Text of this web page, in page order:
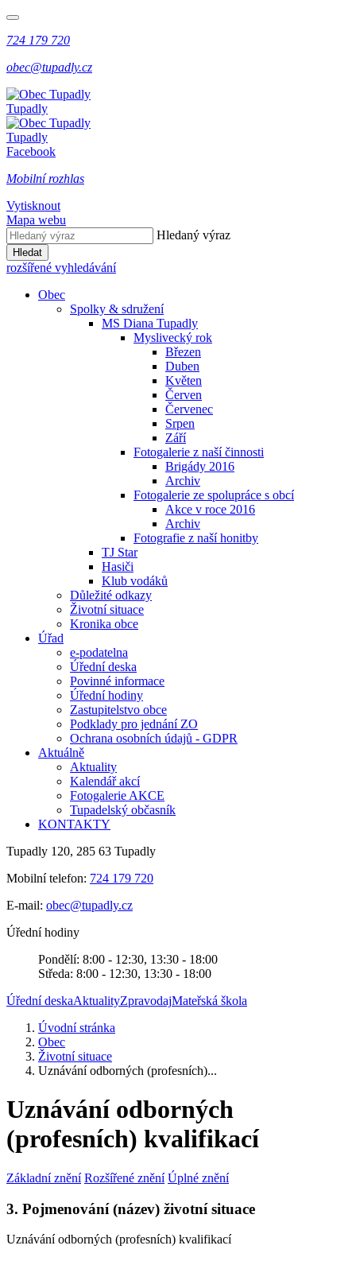
724 179 720
obec@tupadly.cz
Tupadly
Tupadly
Facebook
Mobilní rozhlas
Vytisknout
Mapa webu
Hledaný výraz
Hledat
rozšířené vyhledávání
Obec
Spolky & sdružení
MS Diana Tupadly
Myslivecký rok
Březen
Duben
Květen
Červen
Červenec
Srpen
Září
Fotogalerie z naší činnosti
Brigády 2016
Archiv
Fotogalerie ze spolupráce s obcí
Akce v roce 2016
Archiv
Fotografie z naší honitby
TJ Star
Hasiči
Klub vodáků
Důležité odkazy
Životní situace
Kronika obce
Úřad
e-podatelna
Úřední deska
Povinné informace
Úřední hodiny
Zastupitelstvo obce
Podklady pro jednání ZO
Ochrana osobních údajů - GDPR
Aktuálně
Aktuality
Kalendář akcí
Fotogalerie AKCE
Tupadelský občasník
KONTAKTY
Tupadly 120, 285 63 Tupadly
Mobilní telefon: 724 179 720
E-mail: obec@tupadly.cz
Úřední hodiny
Pondělí: 8:00 - 12:30, 13:30 - 18:00
Středa: 8:00 - 12:30, 13:30 - 18:00
Úřední deskaAktualityZpravodajMateřská škola
Úvodní stránka
Obec
Životní situace
Uznávání odborných (profesních)...
Uznávání odborných
(profesních) kvalifikací
Základní znění Rozšířené znění Úplné znění
3. Pojmenování (název) životní situace
Uznávání odborných (profesních) kvalifikací